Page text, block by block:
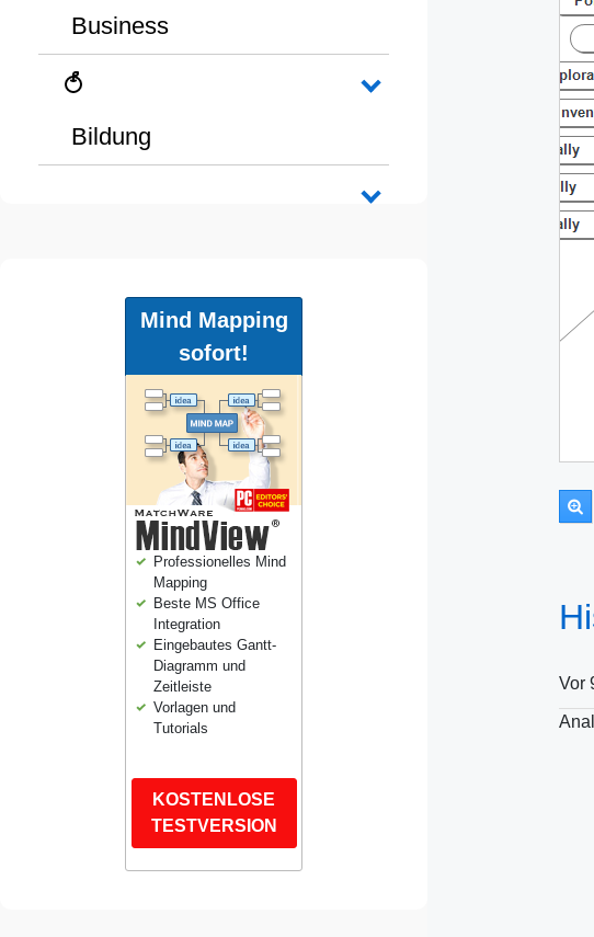
Business
Bildung
Mind Mapping
sofort!
Professionelles Mind
Mapping
Beste MS Office
Integration
Eingebautes Gantt-
Diagramm und
Zeitleiste
Vorlagen und
Tutorials
KOSTENLOSE
TESTVERSION
Vor